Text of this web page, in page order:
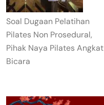
Soal Dugaan Pelatihan
Pilates Non Prosedural,
Pihak Naya Pilates Angkat
Bicara